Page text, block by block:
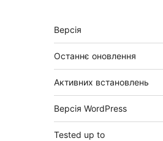
Мета
Версія
Останнє оновлення
Активних встановлень
Версія WordPress
Tested up to